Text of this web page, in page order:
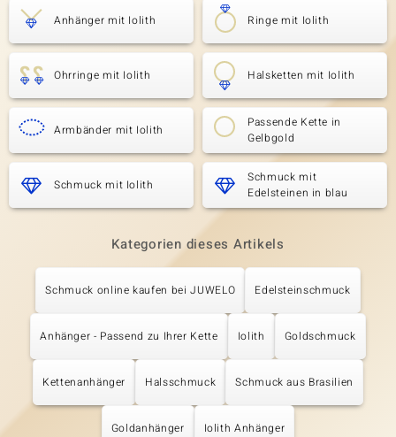
Anhänger mit Iolith Ringe mit Iolith
Ohrringe mit Iolith Halsketten mit Iolith
Armbänder mit Iolith
Passende Kette in
Gelbgold
Schmuck mit Iolith
Schmuck mit
Edelsteinen in blau
Kategorien dieses Artikels
Schmuck online kaufen bei JUWELO Edelsteinschmuck
Anhänger - Passend zu Ihrer Kette Iolith Goldschmuck
Kettenanhänger Halsschmuck Schmuck aus Brasilien
Goldanhänger Iolith Anhänger